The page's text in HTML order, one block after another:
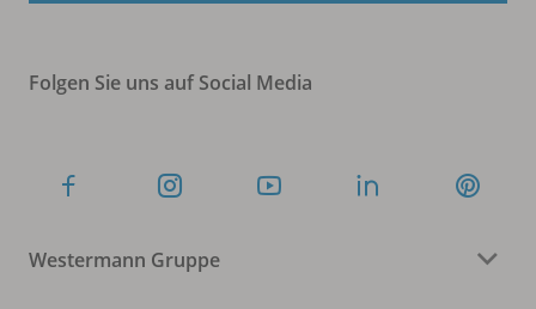
Folgen Sie uns auf Social Media
Westermann Gruppe